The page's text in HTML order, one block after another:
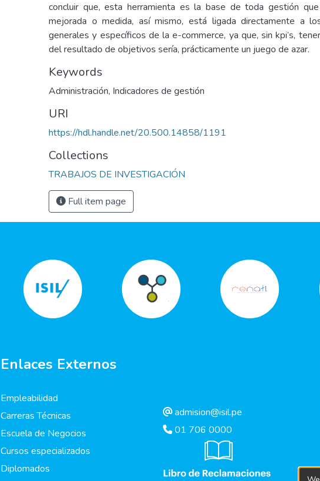
concluir que, esta herramienta es la base de toda gestión
mejorada o medida, así mismo, está ligada directamente a
generales y específicos de la e-commerce, ya que, sin kpi’s,
del resultado de objetivos sería, prácticamente un juego de azar.
Keywords
Administración, Indicadores de gestión
URI
https://hdl.handle.net/20.500.14858/1191
Collections
TRABAJOS DE INVESTIGACIÓN
Full item page
Enlaces Externos
Empleabilidad
Carreras Técnicas
Escuela de Negocios
Cursos especializados
Diplomados
admision@isil.pe
01 706 0000